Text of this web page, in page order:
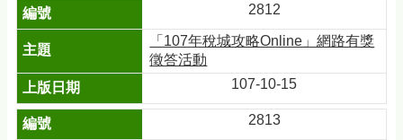
2812
「107年稅城攻略Online」網路有獎
徵答活動
107-10-15
2813